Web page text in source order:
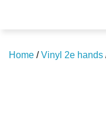
Home /Vinyl 2e hands